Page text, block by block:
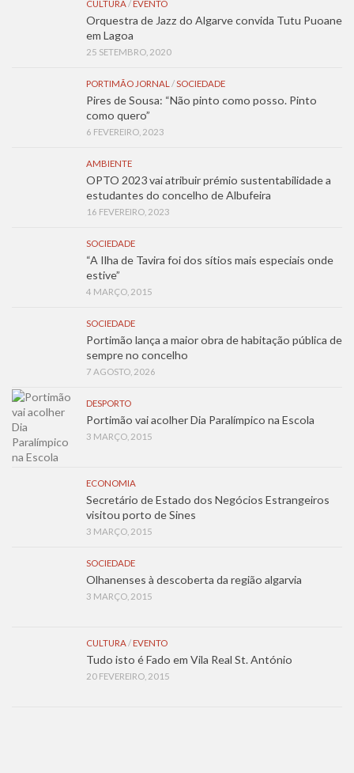
CULTURA/ EVENTO
Orquestra de Jazz do Algarve convida Tutu Puoane
em Lagoa
25 SETEMBRO, 2020
PORTIMÃO JORNAL /SOCIEDADE
Pires de Sousa: “Não pinto como posso. Pinto
como quero”
6 FEVEREIRO, 2023
AMBIENTE
OPTO 2023 vai atribuir prémio sustentabilidade a
estudantes do concelho de Albufeira
16 FEVEREIRO, 2023
SOCIEDADE
“A Ilha de Tavira foi dos sítios mais especiais onde
estive”
4 MARÇO, 2015
SOCIEDADE
Portimão lança a maior obra de habitação pública de
sempre no concelho
7 AGOSTO, 2026
DESPORTO
Portimão vai acolher Dia Paralímpico na Escola
3 MARÇO, 2015
ECONOMIA
Secretário de Estado dos Negócios Estrangeiros
visitou porto de Sines
3 MARÇO, 2015
SOCIEDADE
Olhanenses à descoberta da região algarvia
3 MARÇO, 2015
CULTURA/ EVENTO
Tudo isto é Fado em Vila Real St. António
20 FEVEREIRO, 2015